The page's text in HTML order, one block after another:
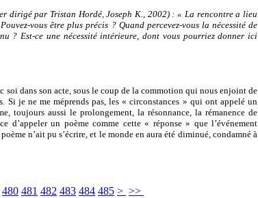
dirigé par Tristan Hordé, Joseph K., 2002) : « La rencontre a lieu
vous être plus précis ? Quand percevez-vous la nécessité de
? Est-ce une nécessité intérieure, dont vous pourriez donner ici
soi dans son acte, sous le coup de la commotion qui nous enjoint de
Si je ne me méprends pas, les « circonstances » qui ont appelé un
toujours aussi le prolongement, la résonnance, la rémanence de
d’appeler un poème comme cette « réponse » que l’événement
n’ait pu s’écrire, et le monde en aura été diminué, condamné à
480 481 482 483 484 485 > >>